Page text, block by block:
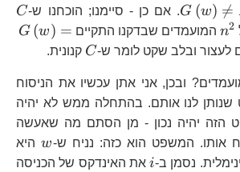
G (w) 
= . אם כן - סיימנו; הוכחנו ש-C
n^{2} n2 המועמדים שבדקנו התקיים G (w) =
לעצור ובלב שקט לומר ש-C קנונית.
ובכן, אני אתן עכשיו את הניסוח
לנו אותם. בהתחלה ממש לא יהיה
הזה יהיה נכון - מן הסתם מה שאעשה
אותו. המשפט הוא כזה: נניח ש-wהיא
נסמן ב-
i
i את האינדקס של הכניסה